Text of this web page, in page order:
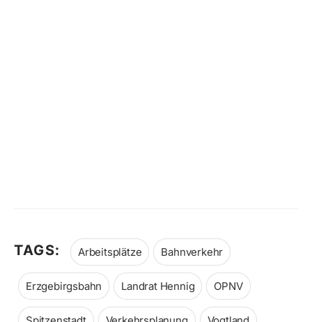
TAGS: Arbeitsplätze Bahnverkehr
Erzgebirgsbahn Landrat Hennig OPNV